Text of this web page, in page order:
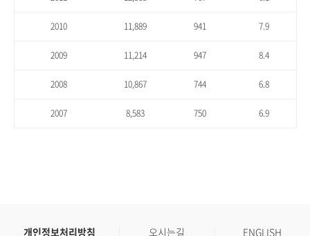
2010 11,889 941 7.9
2009 11,214 947 8.4
2008 10,867 744 6.8
2007 8,583 750 6.9
개인정보처리방침 오시는길 ENGLISH